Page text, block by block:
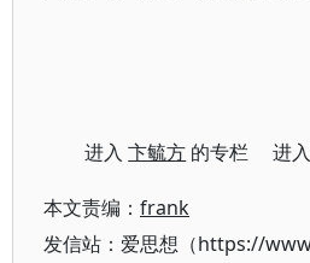
进入卞毓方 的专栏 进入
本文责编： frank
发信站：爱思想（https://